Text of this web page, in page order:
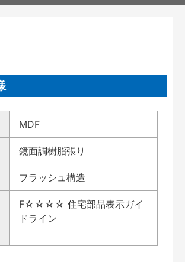
MDF
鏡面調樹脂張り
フラッシュ構造
F☆☆☆☆ 住宅部品表示ガイ
ドライン